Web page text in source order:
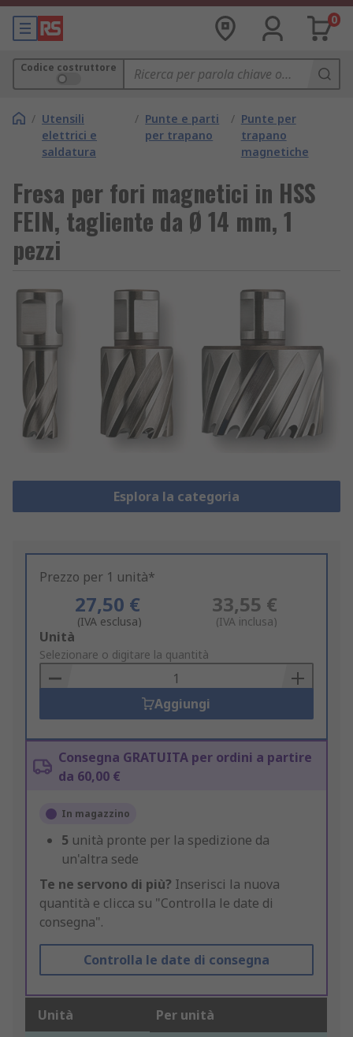
0
Codice costruttore
/ Utensili
elettrici e
saldatura
/ Punte e parti
per trapano
/ Punte per
trapano
magnetiche
Fresa per fori magnetici in HSS
FEIN, tagliente da Ø 14 mm, 1
pezzi
Esplora la categoria
Prezzo per 1 unità*
27,50 €
(IVA esclusa)
33,55 €
(IVA inclusa)
Add
to
Basket
Unità
Selezionare o digitare la quantità
Aggiungi
Consegna GRATUITA per ordini a partire
da 60,00 €
In magazzino
5 unità pronte per la spedizione da
un'altra sede
Te ne servono di più? Inserisci la nuova
quantità e clicca su "Controlla le date di
consegna".
Controlla le date di consegna
Unità Per unità